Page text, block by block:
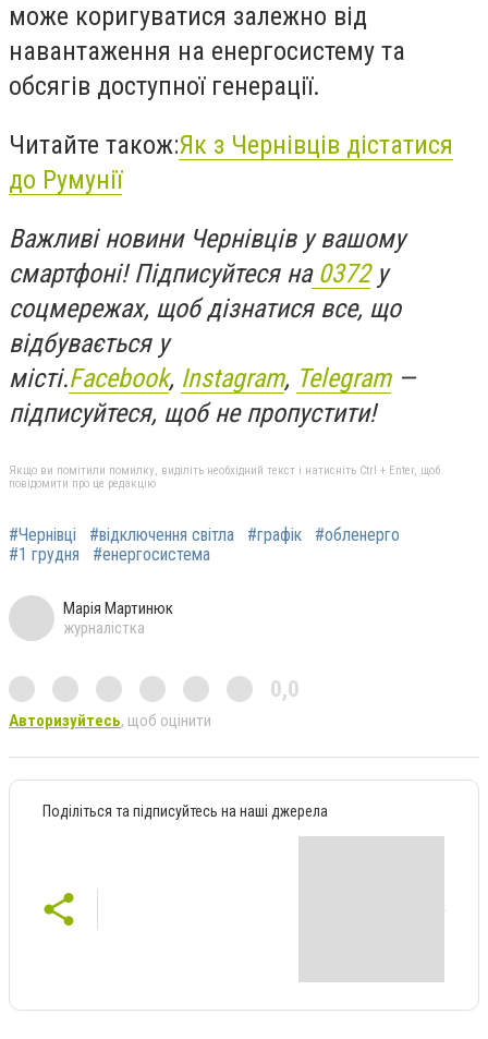
може коригуватися залежно від
навантаження на енергосистему та
обсягів доступної генерації.
Читайте також:Як з Чернівців дістатися
до Румунії
Важливі новини Чернівців у вашому
смартфоні! Підписуйтеся на0372у
соцмережах, щоб дізнатися все, що
відбувається у
місті.Facebook, Instagram, Telegram—
підписуйтеся, щоб не пропустити!
Якщо ви помітили помилку, виділіть необхідний текст і натисніть Ctrl + Enter, щоб
повідомити про це редакцію
#Чернівці #відключення світла #графік
#обленерго
#1 грудня
#енергосистема
Марія Мартинюк
журналістка
0,0
Авторизуйтесь, щоб оцінити
Поділіться та підписуйтесь на наші джерела